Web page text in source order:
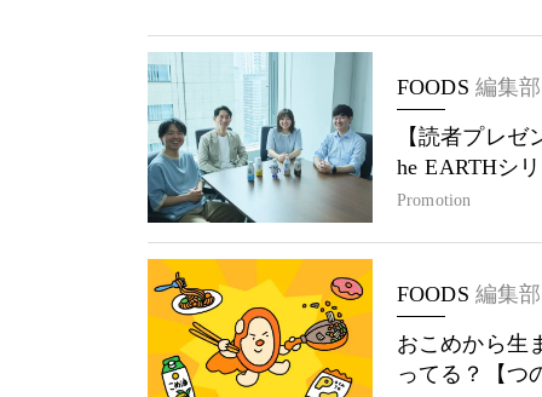
FOODS 編集
【読者プレ
he EARTHシ
Promotion
FOODS 編集
おこめから生
ってる？【つ